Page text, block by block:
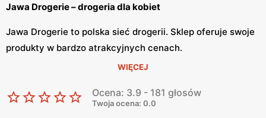
Jawa Drogerie – drogeria dla kobiet
Jawa Drogerie to polska sieć drogerii. Sklep oferuje swoje
produkty w bardzo atrakcyjnych cenach.
Sieć Jawa Drogerie znajdziemy w całej Polsce. Drogeria
przyjemnym i prostym zakupom. Z Drogerią Jawa klientki
mogą odkrywać nową definicję piękna.
WIĘCEJ
Ocena: 3.9 - 181 głosów
Twoja ocena: 0.0